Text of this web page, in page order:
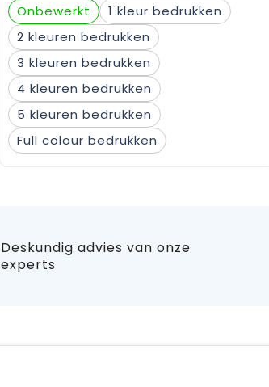
Onbewerkt
1
2
3
4
5
Full colour
Deskundig advies van onze
experts